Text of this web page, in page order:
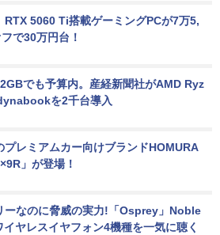
RTX 5060 Ti搭載ゲーミングPCが7万5,
で30万円台！
でも予算内。産経新聞社がAMD Ryz
を2千台導入
プレミアムカー向けブランドHOMURA
」が登場！
ーなのに脅威の実力!「Osprey」Noble
ヤレスイヤフォン4機種を一気に聴く